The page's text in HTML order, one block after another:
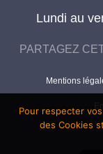
Lundi au
PARTAGEZ
Mentions
Pour respecter
des Cookies